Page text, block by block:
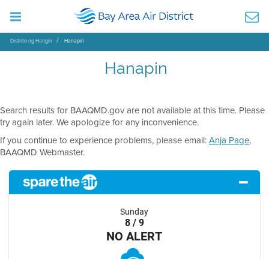
Distrito ng Hangin Hanapin
Hanapin
Search results for BAAQMD.gov are not available at this time. Please
try again later. We apologize for any inconvenience.
If you continue to experience problems, please email:Anja Page,
BAAQMD Webmaster.
Sunday
8 / 9
NO ALERT